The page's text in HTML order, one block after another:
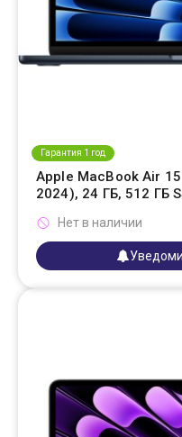
Гарантия 1 год
Apple MacBook Air
2024), 24 ГБ, 512 ГБ
Нет в наличии